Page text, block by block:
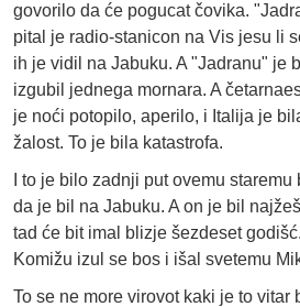
govorilo da će pogucat čovika.
pital je radio-stanicon na Vis jesu li
ih je vidil na Jabuku. A "Jadranu" je
izgubil jednega mornara. A
je noći potopilo, aperilo, i Italija je
žalost. To je bila katastrofa.
I to je bilo zadnji put ovemu
da je bil na Jabuku. A on je bil
tad će bit imal blizje šezdeset
Komižu izul se bos i išal svetemu
To se ne more virovot kaki je to vitar